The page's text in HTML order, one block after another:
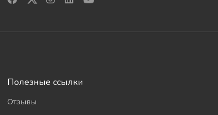
Полезные ссылки
Отзывы